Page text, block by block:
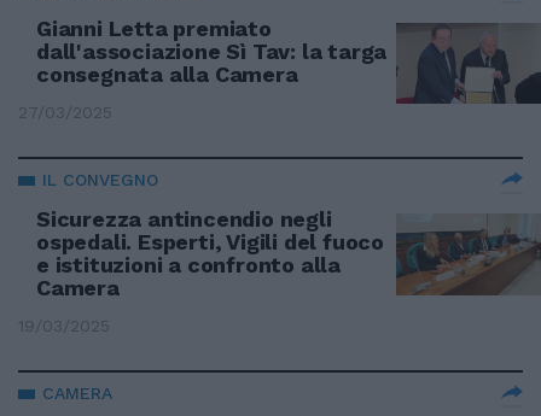
Gianni Letta premiato
dall'associazione Sì Tav: la targa
consegnata alla Camera
27/03/2025
IL CONVEGNO
Sicurezza antincendio negli
ospedali. Esperti, Vigili del fuoco
e istituzioni a confronto alla
Camera
19/03/2025
CAMERA